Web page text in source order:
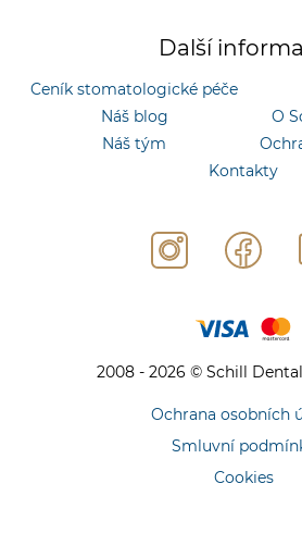
Další
Ceník stomatologické péče
Náš blog
O
Náš tým
Kontakty
2008 - 2026 © Schill
Ochrana osobních
Smluvní
Cookies